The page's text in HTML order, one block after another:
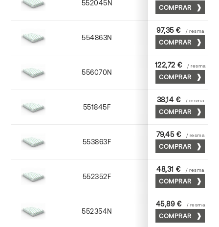
552045N 45 x 64
COMPRAR
554863N 63 x 88
97,35 € / resma
COMPRAR
556070N 70 x 100
122,72 € / resma
COMPRAR
551845F 45 x 64
38,14 € / resma
COMPRAR
553863F 63 x 88
79,45 € / resma
COMPRAR
552352F 52 x 70
48,31 € / resma
COMPRAR
552354N 52 x 70
45,89 € / resma
COMPRAR